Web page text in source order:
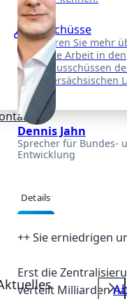
Ausschüsse
Erfahren Sie mehr
unsere Arbeit in den
Fachausschüssen
Niedersächsischen
Dennis Jahn
Sprecher für Bundes-
Entwicklung
Details
++ Sie erniedrigen
Erst die
verteilt Milliarden